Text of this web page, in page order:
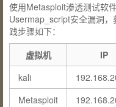
使用Metasploit渗透测试软
Usermap_script安全漏洞
践步骤如下：
虚拟机
IP
kali
Metasploit